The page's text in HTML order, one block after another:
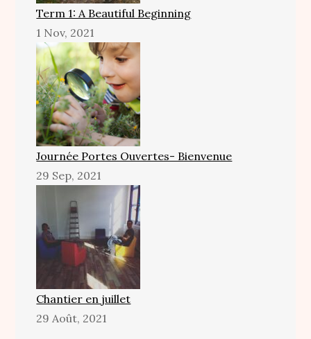
Term 1: A Beautiful Beginning
1 Nov, 2021
Journée Portes Ouvertes- Bienvenue
29 Sep, 2021
Chantier en juillet
29 Août, 2021